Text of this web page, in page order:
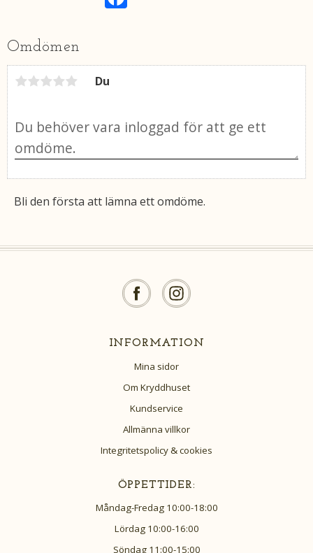
k
Omdömen
Du
Bli den första att lämna ett omdöme.
INFORMATION
Mina sidor
Om Kryddhuset
Kundservice
Allmänna villkor
Integritetspolicy & cookies
ÖPPETTIDER:
Måndag-Fredag 10:00-18:00
Lördag 10:00-16:00
Söndag 11:00-15:00